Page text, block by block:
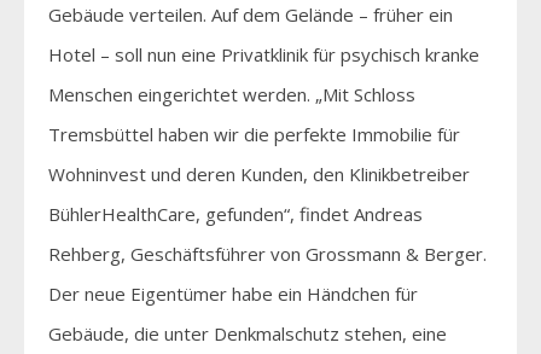
Gebäude verteilen. Auf dem Gelände – früher ein
Hotel – soll nun eine Privatklinik für psychisch kranke
Menschen eingerichtet werden. „Mit Schloss
Tremsbüttel haben wir die perfekte Immobilie für
Wohninvest und deren Kunden, den Klinikbetreiber
BühlerHealthCare, gefunden“, findet Andreas
Rehberg, Geschäftsführer von Grossmann & Berger.
Der neue Eigentümer habe ein Händchen für
Gebäude, die unter Denkmalschutz stehen, eine